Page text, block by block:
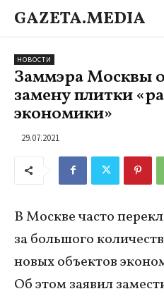
GAZETA.MEDIA
НОВОСТИ
Заммэра Москвы
замену плитки
экономики»
29.07.2021
В Москве часто
за большого
новых объектов
Об этом заявил